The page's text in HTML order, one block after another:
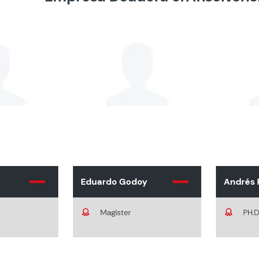
Eduardo Godoy
Magíster
Andrés